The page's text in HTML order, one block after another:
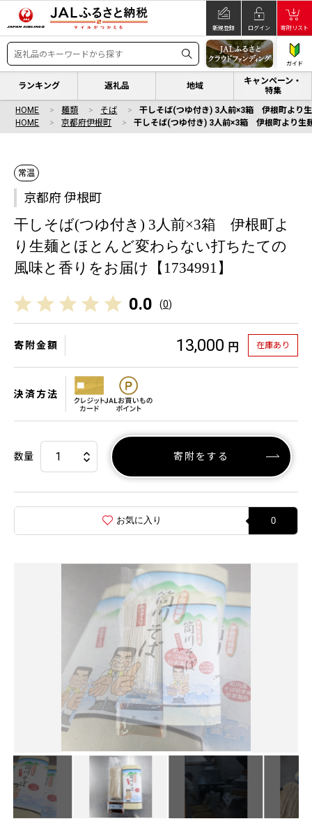
新規登録 ログイン 寄附リスト
ガイド
ランキング 返礼品 地域
キャンペーン・
特集
HOME 麺類 そば
干しそば(つゆ付き) 3人前×3箱 伊根町より
HOME
京都府伊根町 干しそば(つゆ付き) 3人前×3箱 伊根町より生
常温
京都府 伊根町
干しそば(つゆ付き) 3人前×3箱 伊根町よ
り生麺とほとんど変わらない打ちたての
風味と香りをお届け【1734991】
0.0 (0)
寄附金額 13,000 円 在庫あり
決済方法
数量 寄附をする
お気に入り 0